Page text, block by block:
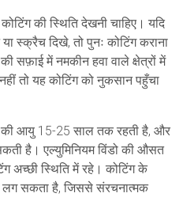
की स्थिति देखनी चाहिए। यदि
स्क्रैच दिखे, तो पुनः कोटिंग कराना
सफ़ाई में नमकीन हवा वाले क्षेत्रों में
तो यह कोटिंग को नुकसान पहुँचा
आयु 15-25 साल तक रहती है, और
है। एल्युमिनियम विंडो की औसत
अच्छी स्थिति में रहे। कोटिंग के
लग सकता है, जिससे संरचनात्मक